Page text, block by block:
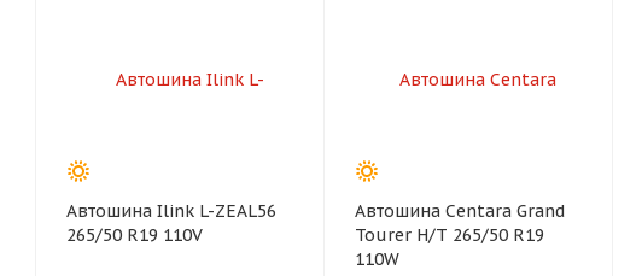
Автошина Ilink L-ZEAL56
265/50 R19 110V
Автошина Centara Grand
Tourer H/T 265/50 R19
110W